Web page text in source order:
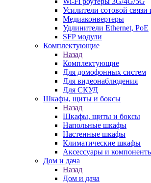
Усилители сотовой связи
Медиаконвертеры
Удлинители Ethernet, PoE
SFP модули
Комплектующие
Назад
Комплектующие
Для домофонных систем
Для видеонаблюдения
Для СКУД
Шкафы, щиты и боксы
Назад
Шкафы, щиты и боксы
Напольные шкафы
Настенные шкафы
Климатические шкафы
Аксессуары и
Дом и дача
Назад
Дом и дача